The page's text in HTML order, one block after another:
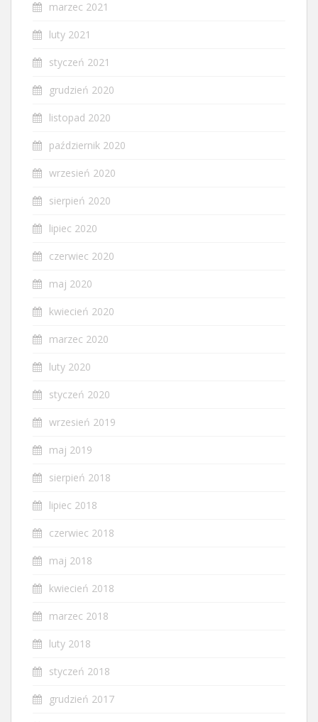
marzec 2021
luty 2021
styczeń 2021
grudzień 2020
listopad 2020
październik 2020
wrzesień 2020
sierpień 2020
lipiec 2020
czerwiec 2020
maj 2020
kwiecień 2020
marzec 2020
luty 2020
styczeń 2020
wrzesień 2019
maj 2019
sierpień 2018
lipiec 2018
czerwiec 2018
maj 2018
kwiecień 2018
marzec 2018
luty 2018
styczeń 2018
grudzień 2017